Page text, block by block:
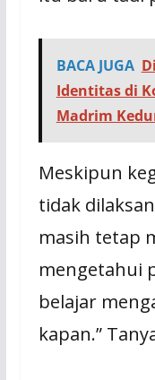
BACA JUGA
Identitas di
Madrim
Meskipun
tidak
masih tetap
mengetahui
belajar
kapan.”